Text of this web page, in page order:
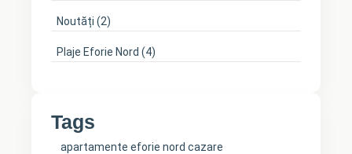
Noutăți (2)
Plaje Eforie Nord (4)
Tags
apartamente eforie nord cazare